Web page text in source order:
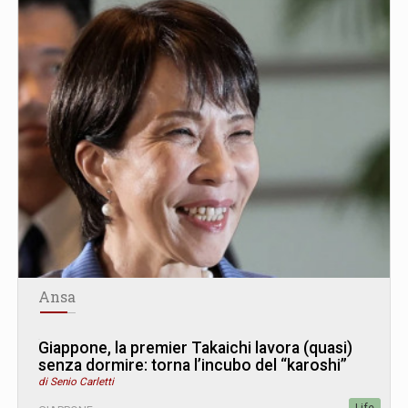
Ansa
Giappone, la premier Takaichi lavora (quasi)
senza dormire: torna l’incubo del “karoshi”
di Senio Carletti